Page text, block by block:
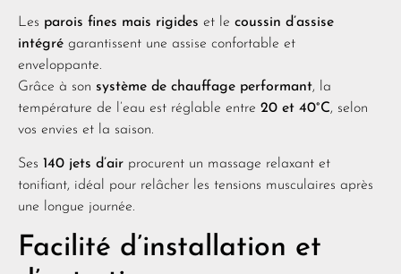
Les parois fines mais rigides et le coussin d’assise
intégré garantissent une assise confortable et
enveloppante.
Grâce à son système de chauffage performant, la
température de l’eau est réglable entre 20 et 40°C, selon
vos envies et la saison.
Ses 140 jets d’air procurent un massage relaxant et
tonifiant, idéal pour relâcher les tensions musculaires après
une longue journée.
Facilité d’installation et